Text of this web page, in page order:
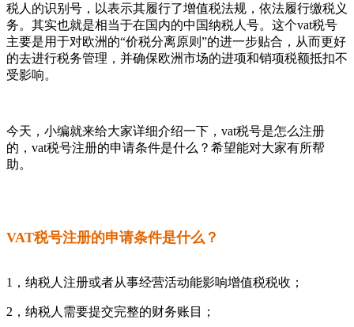
税人的识别号，以表示其履行了增值税法规，依法履行缴税义
务。其实也就是相当于在国内的中国纳税人号。这个vat税号
主要是用于对欧洲的“价税分离原则”的进一步贴合，从而更好
的去进行税务管理，并确保欧洲市场的进项和销项税额抵扣不
受影响。
今天，小编就来给大家详细介绍一下，vat税号是怎么注册
的，vat税号注册的申请条件是什么？希望能对大家有所帮
助。
VAT税号注册的申请条件是什么？
1，纳税人注册或者从事经营活动能影响增值税税收；
2，纳税人需要提交完整的财务账目；